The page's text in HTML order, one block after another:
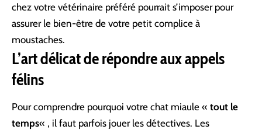
chez votre vétérinaire préféré pourrait s’imposer pour
assurer le bien-être de votre petit complice à
moustaches.
L’art délicat de répondre aux appels
félins
Pour comprendre pourquoi votre chat miaule « tout le
temps« , il faut parfois jouer les détectives. Les